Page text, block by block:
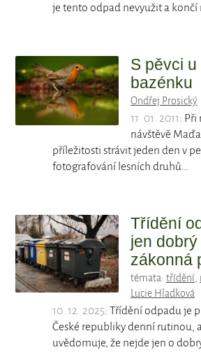
je tento odpad nevyužit a končí
S pěvci
bazénku
Ondřej Prosický
11. 01. 2011: Při
návštěvě
příležitosti strávit jeden den v
fotografování lesních druhů…
Třídění
jen
zákonná
témata: třídění
Lucie Hladková
10. 12. 2025: Třídění odpadu je
České republiky denní rutinou,
uvědomuje, že nejde jen o